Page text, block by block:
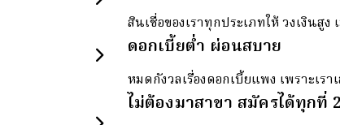
สินเชื่อของเราทุกประเภทให้ วงเงิน
ดอกเบี้ยต่ำ ผ่อนสบาย
หมดกังวลเรื่องดอกเบี้ยแพง เพราะเร
ไม่ต้องมาสาขา สมัครได้ทุกที่